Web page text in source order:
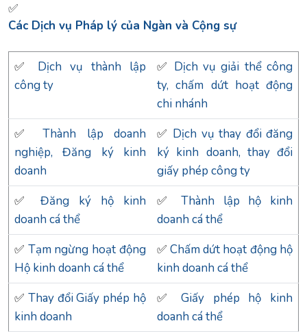
✅
Các Dịch vụ Pháp lý của Ngàn và Cộng sự
✅ Dịch vụ thành lập
công ty
✅ Dịch vụ giải thể công
ty, chấm dứt hoạt động
chi nhánh
✅ Thành lập doanh
nghiệp, Đăng ký kinh
doanh
✅ Dịch vụ thay đổi đăng
ký kinh doanh, thay đổi
giấy phép công ty
✅ Đăng ký hộ kinh
doanh cá thể
✅Thành lập hộ kinh
doanh cá thể
✅ Tạm ngừng hoạt động
Hộ kinh doanh cá thể
✅ Chấm dứt hoạt động hộ
kinh doanh cá thể
✅ Thay đổi Giấy phép hộ
kinh doanh
✅Giấy phép hộ kinh
doanh cá thể